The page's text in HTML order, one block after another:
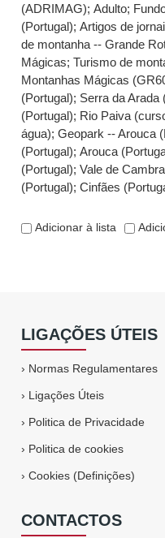
(ADRIMAG);Adulto;
(Portugal);Artigos de
de montanha -- Grande
Mágicas;Turismo de
Montanhas Mágicas
(Portugal); Serra da Arada
(Portugal); Rio Paiva
água);Geopark -- Arouca
(Portugal);Arouca
(Portugal);Vale de
(Portugal);Cinfães
Adicionar à lista
LIGAÇÕES ÚTEIS
› Normas Regulamentares
› Ligações Úteis
› Politica de Privacidade
› Politica de cookies
›Cookies (Definições)
CONTACTOS